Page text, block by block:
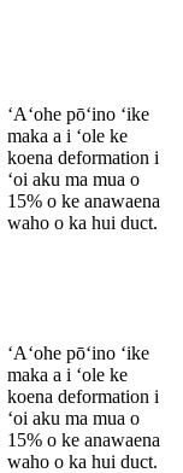
ʻAʻohe pōʻino ʻike
maka a i ʻole ke
koena deformation i
ʻoi aku ma mua o
15% o ke anawaena
waho o ka hui duct.
ʻAʻohe pōʻino ʻike
maka a i ʻole ke
koena deformation i
ʻoi aku ma mua o
15% o ke anawaena
waho o ka hui duct.